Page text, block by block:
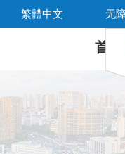
繁體中文 无
首 页